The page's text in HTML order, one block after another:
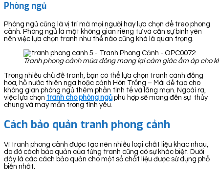
Phòng ngủ
Phòng ngủ cũng là vị trí mà mọi người hay lựa chọn để treo phong
cảnh. Phòng ngủ là một không gian riêng tư và cần sự bình yên
nên việc lựa chọn tranh như thế nào cũng khá là quan trọng.
Tranh phong cảnh mùa đông mang lại cảm giác ấm áp cho
Trong nhiều chủ đề tranh, bạn có thể lựa chọn tranh cánh đồng
hoa, hồ nước thiên nga hoặc cảnh Hòn Trống – Mái để tạo cho
không gian phòng ngủ thêm phần tinh tế và lãng mạn. Ngoài ra,
việc lựa chọn tranh cho phòng ngủ phù hợp sẽ mang đến sự thủy
chung và may mắn trong tình yêu.
Cách bảo quản tranh phong cảnh
Vì tranh phong cảnh được tạo nên nhiều loại chất liệu khác nhau,
do đó cách bảo quản của từng tranh cũng có sự khác biệt. Dưới
đây là các cách bảo quản cho một số chất liệu được sử dụng phổ
biến nhất.